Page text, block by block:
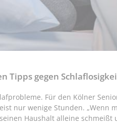
Tipps gegen
Für den Kölner
nur wenige Stunden. „Wenn
Haushalt alleine schmeißt